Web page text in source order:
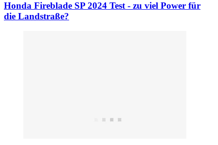
Honda Fireblade SP 2024 Test - zu viel Power für
die Landstraße?